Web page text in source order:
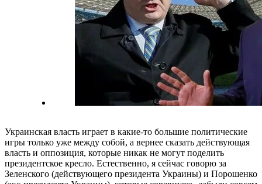
Украинская власть играет в какие-то большие политические
игры только уже между собой, а вернее сказать действующая
власть и оппозиция, которые никак не могут поделить
президентское кресло. Естественно, я сейчас говорю за
Зеленского (действующего президента Украины) и Порошенко